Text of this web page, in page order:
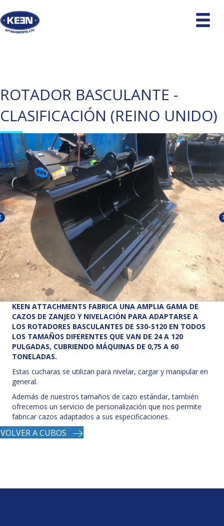
ROTADOR BASCULANTE -
CLASIFICACIÓN (REINO UNIDO)
KEEN ATTACHMENTS FABRICA UNA AMPLIA GAMA DE
CAZOS DE ZANJEO Y NIVELACIÓN PARA ADAPTARSE A
LOS ROTADORES BASCULANTES DE S30-S120 EN TODOS
LOS TAMAÑOS DIFERENTES QUE VAN DE 24 A 120
PULGADAS, CUBRIENDO MÁQUINAS DE 0,75 A 60
TONELADAS.
Estas cucharas se utilizan para nivelar, cargar y manipular en
general.
Además de nuestros tamaños de cazo estándar, también
ofrecemos un servicio de personalización que nos permite
fabricar cazos adaptados a sus especificaciones.
VOLVER A CUBOS